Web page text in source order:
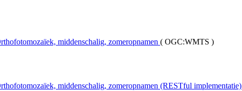
middenschalig, zomeropnamen ( OGC:WMTS )
middenschalig, zomeropnamen (RESTful implementatie)